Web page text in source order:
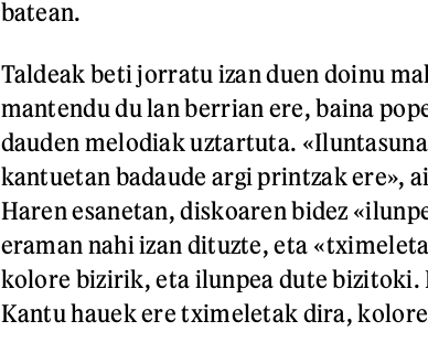
batean.
Taldeak beti jorratu izan duen doinu
mantendu du lan berrian ere, baina
dauden melodiak uztartuta.
kantuetan badaude argi printzak ere»,
Haren esanetan, diskoaren bidez
eraman nahi izan dituzte, eta
kolore bizirik, eta ilunpea dute
Kantu hauek ere tximeletak dira,